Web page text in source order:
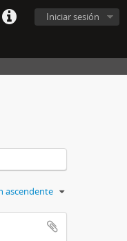
Iniciar sesión
ascendente